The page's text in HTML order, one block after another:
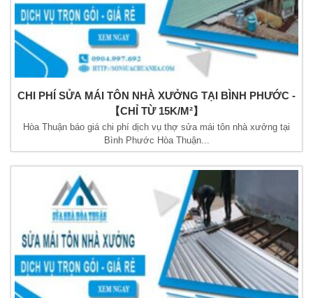
CHI PHÍ SỬA MÁI TÔN NHÀ XƯỞNG TẠI BÌNH PHƯỚC -
【CHỈ TỪ 15K/M²】
Hòa Thuận báo giá chi phí dịch vụ thợ sửa mái tôn nhà xưởng tại
Bình Phước Hòa Thuận...